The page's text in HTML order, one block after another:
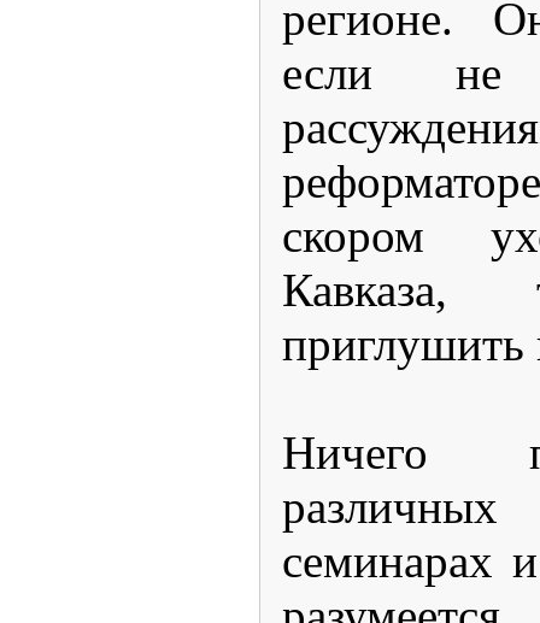
регионе.
если не
скором
приглушить
Ничего
семинарах